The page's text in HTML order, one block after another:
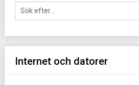
Internet och datorer